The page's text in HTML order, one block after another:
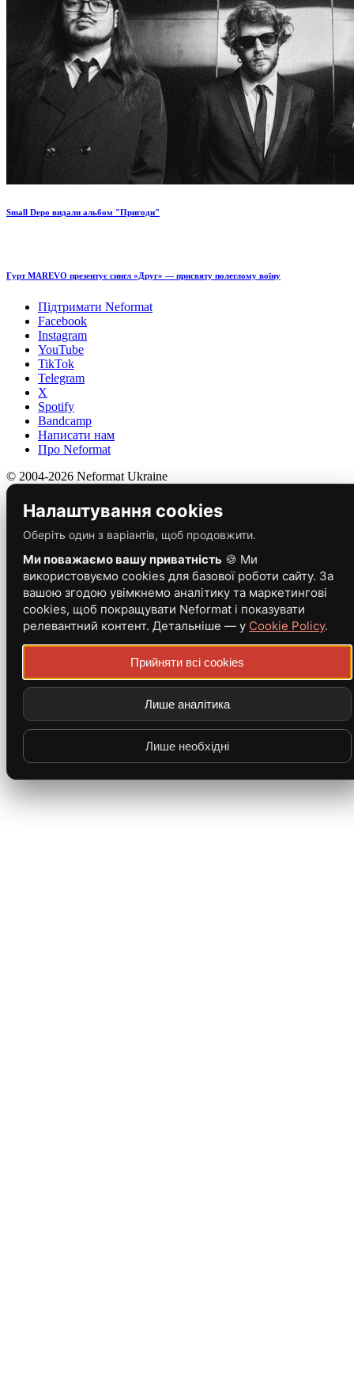
Small Depo видали альбом "Пригоди"
Гурт MAREVO презентує сингл «Друг» — присвяту полеглому воїну
Підтримати Neformat
Facebook
Instagram
YouTube
TikTok
Telegram
X
Spotify
Bandcamp
Написати нам
Про Neformat
© 2004-2026 Neformat Ukraine
Налаштування cookies
Оберіть один з варіантів, щоб продовжити.
Ми поважаємо вашу приватність 🍪 Ми
використовуємо cookies для базової роботи сайту. За
вашою згодою увімкнемо аналітику та маркетингові
cookies, щоб покращувати Neformat і показувати
релевантний контент. Детальніше — у Cookie Policy.
Прийняти всі cookies
Лише аналітика
Лише необхідні